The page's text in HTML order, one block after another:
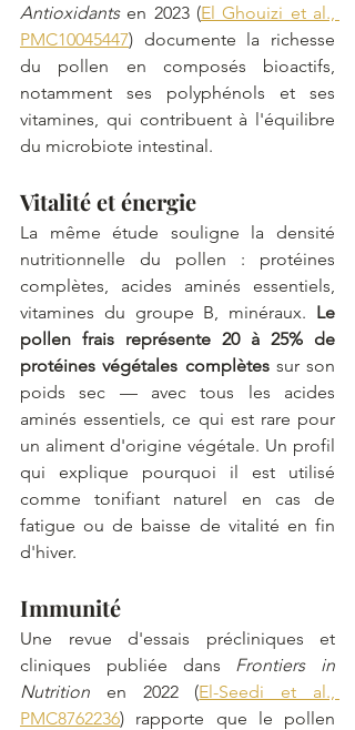
Antioxidants en 2023 (El Ghouizi et al.,
PMC10045447) documente la richesse
du pollen en composés bioactifs,
notamment ses polyphénols et ses
vitamines, qui contribuent à l'équilibre
du microbiote intestinal.
Vitalité et énergie
La même étude souligne la densité
nutritionnelle du pollen : protéines
complètes, acides aminés essentiels,
vitamines du groupe B, minéraux. Le
pollen frais représente 20 à 25% de
protéines végétales complètes sur son
poids sec — avec tous les acides
aminés essentiels, ce qui est rare pour
un aliment d'origine végétale. Un profil
qui explique pourquoi il est utilisé
comme tonifiant naturel en cas de
fatigue ou de baisse de vitalité en fin
d'hiver.
Immunité
Une revue d'essais précliniques et
cliniques publiée dans Frontiers in
Nutrition en 2022 (El-Seedi et al.,
PMC8762236) rapporte que le pollen